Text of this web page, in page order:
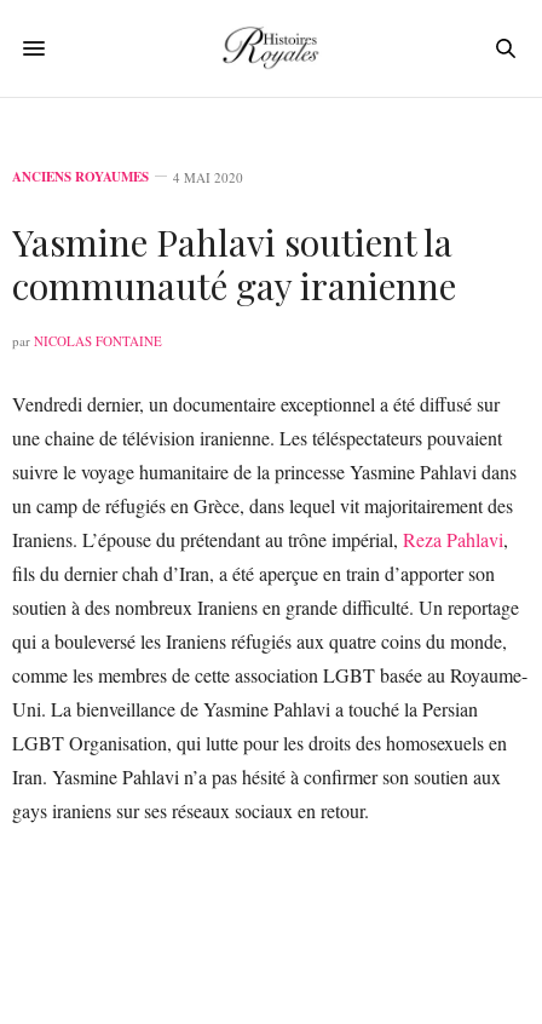
ANCIENS ROYAUMES 4 MAI 2020
Yasmine Pahlavi soutient la
communauté gay iranienne
par NICOLAS FONTAINE
Vendredi dernier, un documentaire exceptionnel a été diffusé sur
une chaine de télévision iranienne. Les téléspectateurs pouvaient
suivre le voyage humanitaire de la princesse Yasmine Pahlavi dans
un camp de réfugiés en Grèce, dans lequel vit majoritairement des
Iraniens. L’épouse du prétendant au trône impérial, Reza Pahlavi,
fils du dernier chah d’Iran, a été aperçue en train d’apporter son
soutien à des nombreux Iraniens en grande difficulté. Un reportage
qui a bouleversé les Iraniens réfugiés aux quatre coins du monde,
comme les membres de cette association LGBT basée au Royaume-
Uni. La bienveillance de Yasmine Pahlavi a touché la Persian
LGBT Organisation, qui lutte pour les droits des homosexuels en
Iran. Yasmine Pahlavi n’a pas hésité à confirmer son soutien aux
gays iraniens sur ses réseaux sociaux en retour.